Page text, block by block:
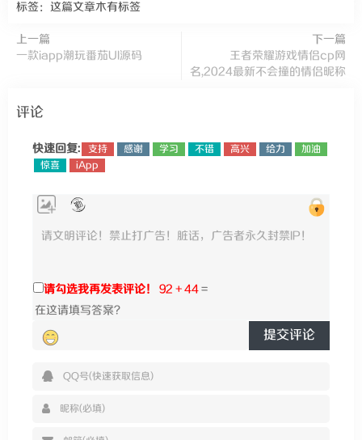
标签：这篇文章木有标签
上一篇
一款iapp潮玩番茄UI源码
下一篇
王者荣耀游戏情侣cp网
名,2024最新不会撞的情侣昵称
评论
快速回复: 支持 感谢 学习 不错 高兴 给力
加油
惊喜
iApp
请勾选我再发表评论！ 92 + 44=
提交评论